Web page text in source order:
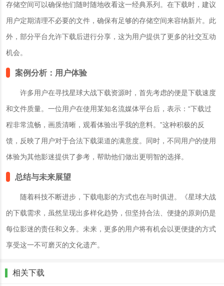
存储空间可以确保他们随时随地收看这一经典系列。在下载时，建议
用户定期清理不必要的文件，确保有足够的存储空间来容纳新片。此
外，部分平台允许下载后进行分享，这为用户提供了更多的社交互动
机会。
案例分析：用户体验
许多用户在寻找星球大战下载资源时，首先考虑的便是下载速度
和文件质量。一位用户在使用某知名流媒体平台后，表示：“下载过
程非常流畅，画质清晰，观看体验出乎我的意料。”这种积极的反
馈，反映了用户对于合法下载渠道的满意度。同时，不同用户的使用
体验为其他影迷提供了参考，帮助他们做出更明智的选择。
总结与未来展望
随着科技不断进步，下载电影的方式也在与时俱进。《星球大战
的下载需求，虽然呈现出多样化趋势，但坚持合法、便捷的原则仍是
每位影迷的责任和义务。未来，更多的用户将有机会以更便捷的方式
享受这一不可磨灭的文化遗产。
相关下载